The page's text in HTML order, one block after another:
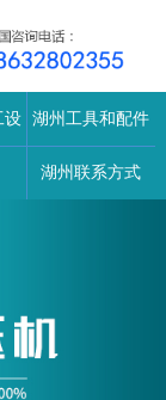
设 湖州工具和配件
湖州联系方式